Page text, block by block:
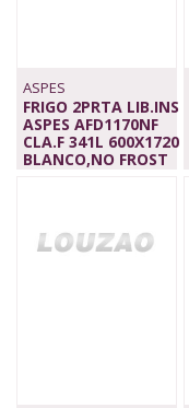
ASPES
FRIGO 2PRTA LIB.INS
ASPES AFD1170NF
CLA.F 341L 600X1720
BLANCO,NO FROST